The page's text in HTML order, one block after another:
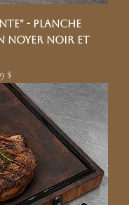
- Planche
noyer noir et
$